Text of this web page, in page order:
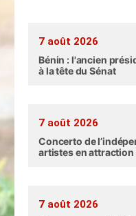
7 août 2026
Bénin : l'ancien
à la tête du Sénat
7 août 2026
Concerto de
artistes en attraction
7 août 2026